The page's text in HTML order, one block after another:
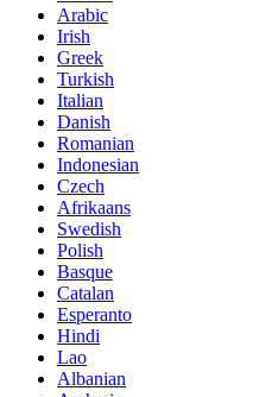
Arabic
Irish
Greek
Turkish
Italian
Danish
Romanian
Indonesian
Czech
Afrikaans
Swedish
Polish
Basque
Catalan
Esperanto
Hindi
Lao
Albanian